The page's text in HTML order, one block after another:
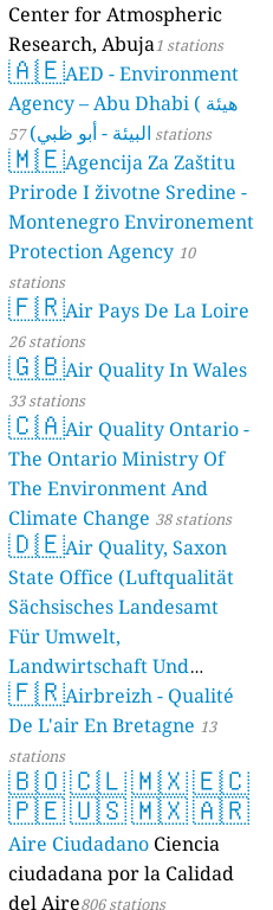
Center for Atmospheric
Research, Abuja1 stations
🇦🇪AED - Environment
Agency – Abu Dhabi ( هيئة
البيئة - أبو ظبي) 57 stations
🇲🇪Agencija Za Zaštitu
Prirode I životne Sredine -
Montenegro Environement
Protection Agency 10
stations
🇫🇷Air Pays De La Loire
26 stations
🇬🇧Air Quality In Wales
33 stations
🇨🇦Air Quality Ontario -
The Ontario Ministry Of
The Environment And
Climate Change 38 stations
🇩🇪Air Quality, Saxon
State Office (Luftqualität
Sächsisches Landesamt
Für Umwelt,
Landwirtschaft Und
Geologie) 50 stations
🇫🇷Airbreizh - Qualité
De L'air En Bretagne 13
stations
🇧🇴🇨🇱🇲🇽🇪🇨
🇵🇪🇺🇸🇲🇽🇦🇷
Aire Ciudadano Ciencia
ciudadana por la Calidad
del Aire806 stations